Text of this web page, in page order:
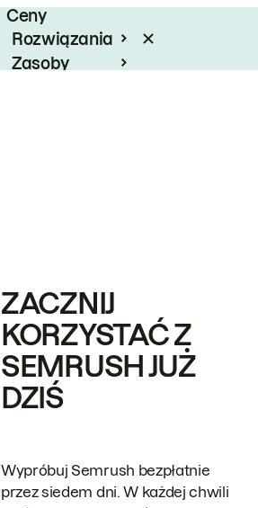
Ceny
Rozwiązania
Zasoby
ZACZNIJ
KORZYSTAĆ Z
SEMRUSH JUŻ
DZIŚ
Wypróbuj Semrush bezpłatnie
przez siedem dni. W każdej chwili